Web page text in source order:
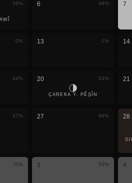
56% 6 44% 7
0% 13 1% 14
44% 20 54%
ÇAREKA Y. PÊŞÎN
21
97% 27 99% 28
70% 3 59% 4